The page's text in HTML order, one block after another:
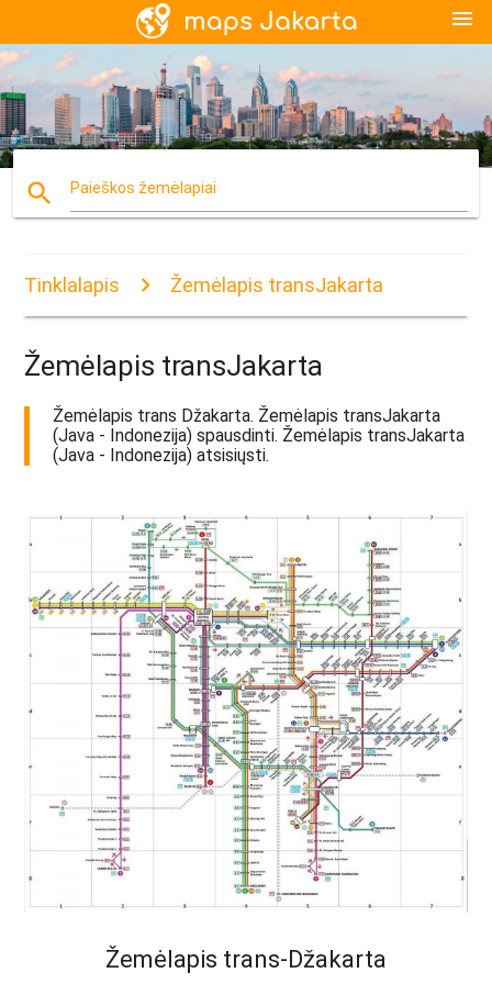
menu
search Paieškos žemėlapiai
Tinklalapis Žemėlapis transJakarta
Žemėlapis transJakarta
Žemėlapis trans Džakarta. Žemėlapis transJakarta
(Java - Indonezija) spausdinti. Žemėlapis transJakarta
(Java - Indonezija) atsisiųsti.
Žemėlapis trans-Džakarta